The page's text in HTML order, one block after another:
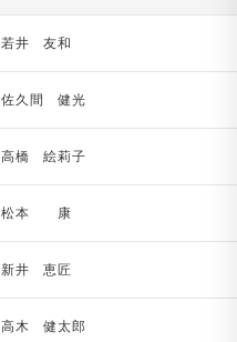
若井 友和
佐久間 健光
高橋 絵莉子
松本 康
新井 恵匠
高木 健太郎